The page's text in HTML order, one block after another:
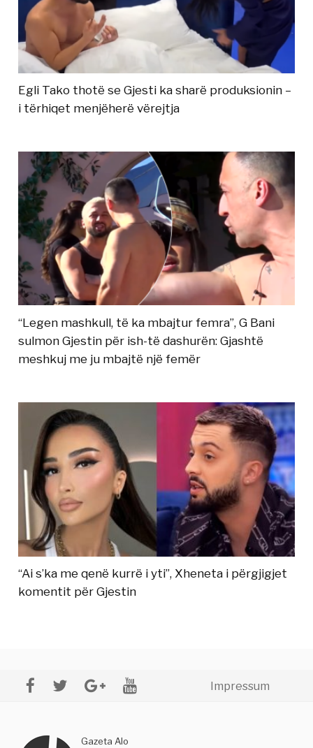
Egli Tako thotë se Gjesti ka sharë produksionin –
i tërhiqet menjëherë vërejtja
“Legen mashkull, të ka mbajtur femra”, G Bani
sulmon Gjestin për ish-të dashurën: Gjashtë
meshkuj me ju mbajtë një femër
“Ai s’ka me qenë kurrë i yti”, Xheneta i përgjigjet
komentit për Gjestin
Impressum
Gazeta Alo